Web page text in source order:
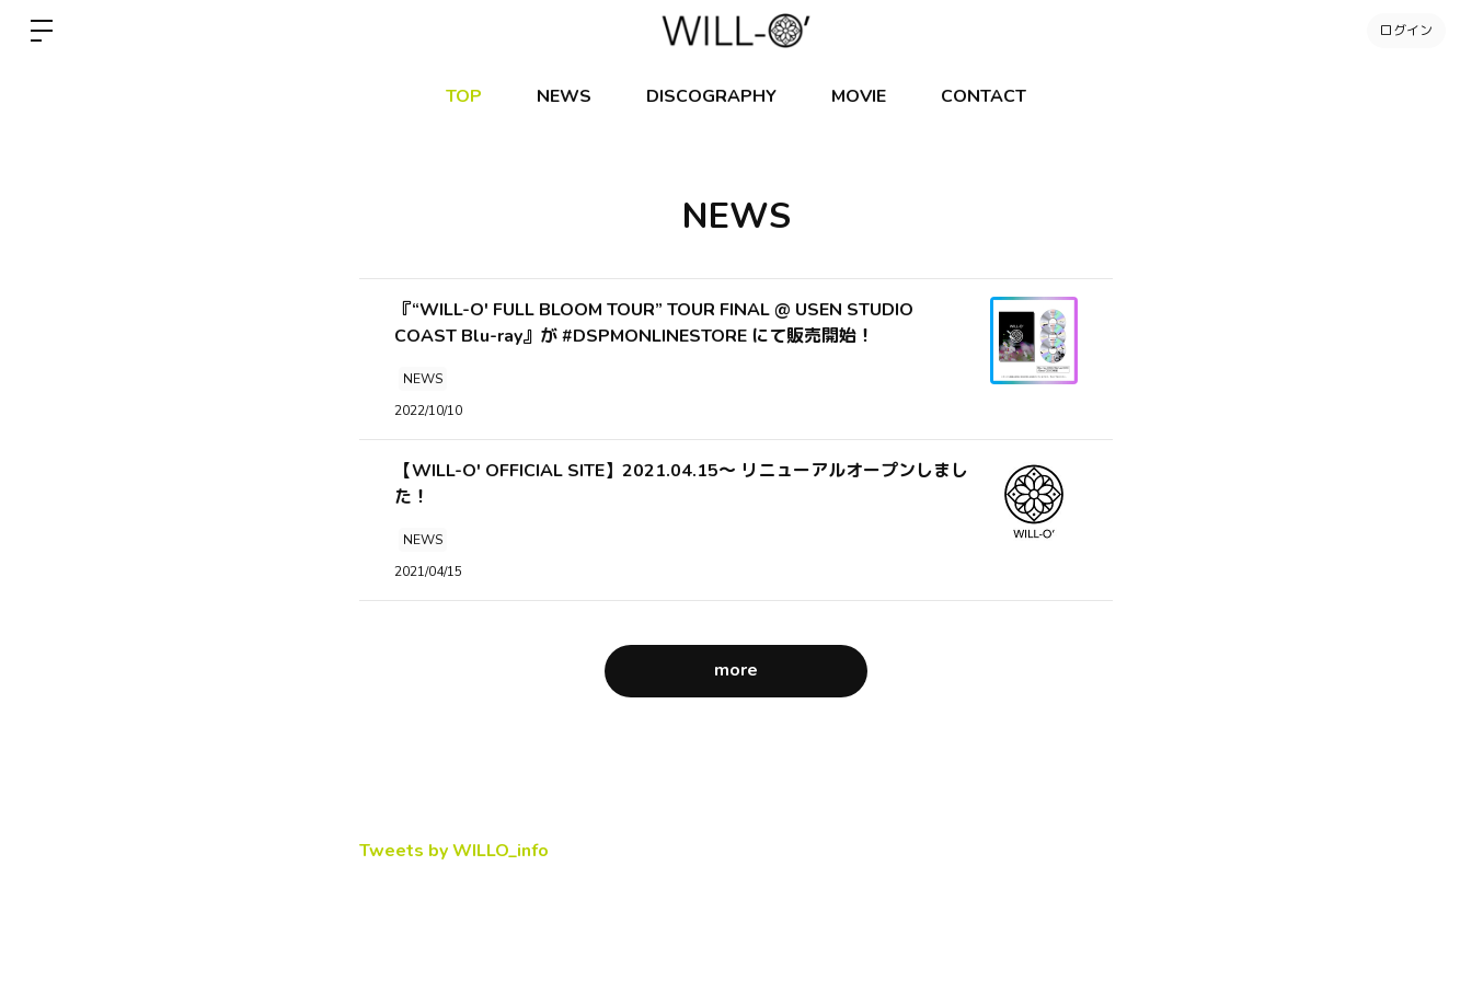
ログイン
TOP NEWS DISCOGRAPHY MOVIE CONTACT
NEWS
『“WILL-O' FULL BLOOM TOUR” TOUR FINAL @ USEN STUDIO
COAST Blu-ray』が #DSPMONLINESTORE にて販売開始！
NEWS
2022/10/10
【WILL-O' OFFICIAL SITE】2021.04.15〜 リニューアルオープンしまし
た！
NEWS
2021/04/15
more
Tweets by WILLO_info